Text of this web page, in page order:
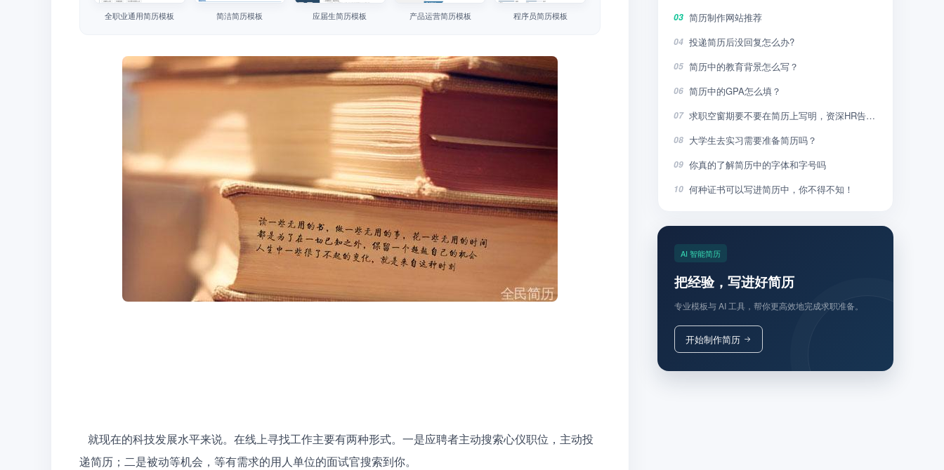
全职业通用简历模板 简洁简历模板 应届生简历模板 产品运营简历模板 程序员简历模板
递简历；二是被动等机会，等有需求的用人单位的面试官搜索到你。
03 简历制作网站推荐
04 投递简历后没回复怎么办?
05 简历中的教育背景怎么写？
06 简历中的GPA怎么填？
07 求职空窗期要不要在简历上写明，资深HR告诉你
08 大学生去实习需要准备简历吗？
09 你真的了解简历中的字体和字号吗
10 何种证书可以写进简历中，你不得不知！
AI 智能简历
把经验，写进好简历
专业模板与 AI 工具，帮你更高效地完成求职准备。
开始制作简历